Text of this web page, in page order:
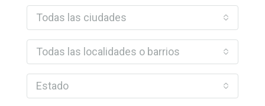
Todas las ciudades
Todas las localidades o barrios
Estado